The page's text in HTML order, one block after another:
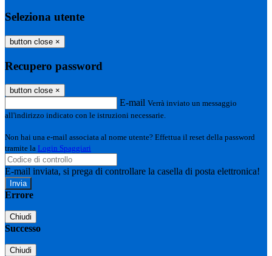
Seleziona utente
button close ×
Recupero password
button close ×
E-mail Verrà inviato un messaggio
all'indirizzo indicato con le istruzioni necessarie.
Non hai una e-mail associata al nome utente? Effettua il reset della password
tramite la Login Spaggiari
E-mail inviata, si prega di controllare la casella di posta elettronica!
Errore
Chiudi
Successo
Chiudi